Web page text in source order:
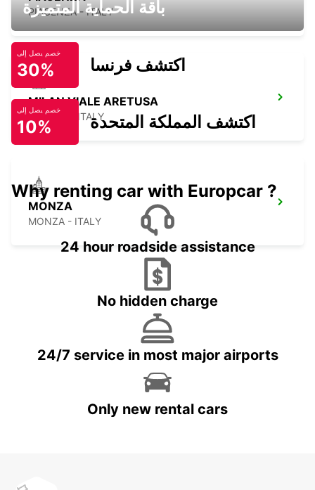
PIACENZA - ITALY
MILAN VIALE ARETUSA
MILANO - ITALY
MONZA
MONZA - ITALY
باقة الحماية المتميزة
خصم يصل إلى
30% اكتشف فرنسا
خصم يصل إلى
10% اكتشف المملكة المتحدة
Why renting car with Europcar ?
24 hour roadside assistance
No hidden charge
24/7 service in most major airports
Only new rental cars